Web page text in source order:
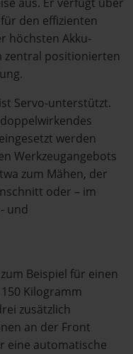
den effizienten
höchsten Akku-
zentral positionierten
Servo-unterstützt.
werden
Werkzeugangebots
zum Mähen, der
oder – im
und
Beispiel für einen
Kilogramm
zusätzlich
an der Front
eine automatische